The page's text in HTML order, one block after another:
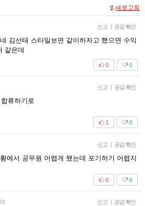
새로고침
신고 공감 확인
김선태 스타일보면 같이하자고 했으면 수익
같은데
0
0
신고 공감 확인
류하기로
0
1
신고 공감 확인
에서 공무원 어렵게 됐는데 포기하기 어렵지
0
0
신고 공감 확인